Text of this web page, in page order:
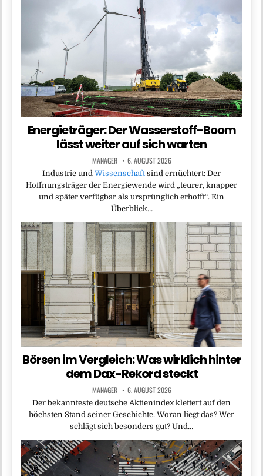
Energieträger: Der Wasserstoff-Boom
lässt weiter auf sich warten
MANAGER 6. AUGUST 2026
Industrie und Wissenschaftsind ernüchtert: Der
Hoffnungsträger der Energiewende wird „teurer, knapper
und später verfügbar als ursprünglich erhofft“. Ein
Überblick…
Börsen im Vergleich: Was wirklich hinter
dem Dax-Rekord steckt
MANAGER 6. AUGUST 2026
Der bekannteste deutsche Aktienindex klettert auf den
höchsten Stand seiner Geschichte. Woran liegt das? Wer
schlägt sich besonders gut? Und…